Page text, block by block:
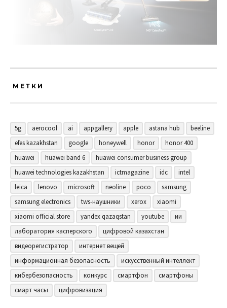
МЕТКИ
5g aerocool ai appgallery apple astana hub
beeline
efes kazakhstan
google honeywell honor
honor 400
huawei
huawei band 6
huawei consumer business group
huawei technologies kazakhstan
ictmagazine idc
intel
leica
lenovo microsoft neoline poco
samsung
samsung electronics
tws-наушники xerox
xiaomi
xiaomi official store
yandex qazaqstan youtube
ии
лаборатория касперского
цифровой казахстан
видеорегистратор
интернет вещей
информационная безопасность
искусственный интеллект
кибербезопасность
конкурс смартфон
смартфоны
смарт часы
цифровизация